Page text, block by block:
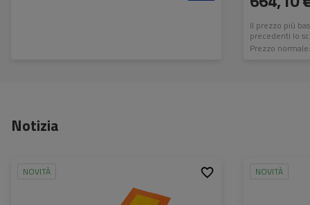
Il prezzo più
precedenti lo
Prezzo
Notizia
NOVITÀ NOVITÀ